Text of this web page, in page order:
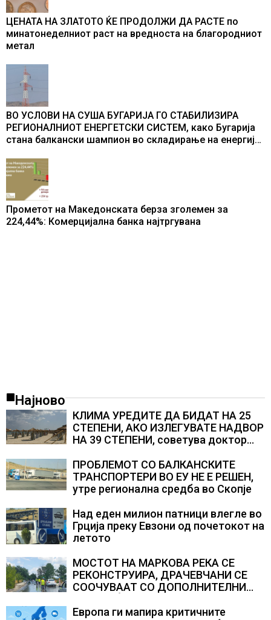
ЦЕНАТА НА ЗЛАТОТО ЌЕ ПРОДОЛЖИ ДА РАСТЕ по
минатонеделниот раст на вредноста на благородниот
метал
ВО УСЛОВИ НА СУША БУГАРИЈА ГО СТАБИЛИЗИРА
РЕГИОНАЛНИОТ ЕНЕРГЕТСКИ СИСТЕМ, како Бугарија
стана балкански шампион во складирање на енергија
Прометот на Македонската берза зголемен за
224,44%: Комерцијална банка најтргувана
Најново
КЛИМА УРЕДИТЕ ДА БИДАТ НА 25
СТЕПЕНИ, АКО ИЗЛЕГУВАТЕ НАДВОР
НА 39 СТЕПЕНИ, советува доктор
ПРОБЛЕМОТ СО БАЛКАНСКИТЕ
ТРАНСПОРТЕРИ ВО ЕУ НЕ Е РЕШЕН,
утре регионална средба во Скопје
Над еден милион патници влегле во
Грција преку Евзони од почетокот на
летото
МОСТОТ НА МАРКОВА РЕКА СЕ
РЕКОНСТРУИРА, ДРАЧЕВЧАНИ СЕ
СООЧУВААТ СО ДОПОЛНИТЕЛНИ
Европа ги мапира критичните